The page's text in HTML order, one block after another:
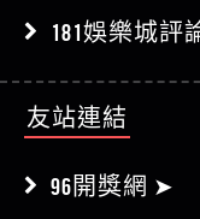
181娛樂城
友站連結
96開獎網 ➤